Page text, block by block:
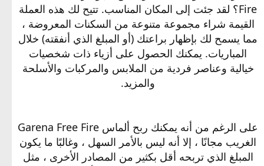
Fire؟ لقد جئت إلى المكان المناسب. تتيح لك هذه العملة
القيمة شراء مجموعة متنوعة من السكنات المعروضة ،
مما يسمح لك بإظهار براعتك (أو المبلغ الذي أنفقته) خلال
المباريات. يمكنك الحصول على أزياء ذات شخصيات
خيالية وعناصر فردية من الملابس والمركبات والأسلحة
والمزيد.
على الرغم من أنه يمكنك ربح ألماس Garena Free Fire
الغريب مجانًا ، إلا أنه ليس بالأمر السهل ، وغالبًا ما يكون
المبلغ الذي تربحه أقل بكثير من المصادر الأخرى ، مثل